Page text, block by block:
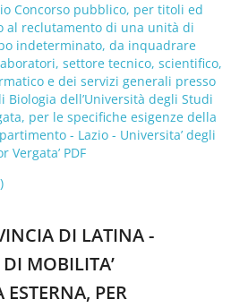
Concorso pubblico, per titoli ed
al reclutamento di una unità di
indeterminato, da inquadrare
settore tecnico, scientifico,
e dei servizi generali presso
dell’Università degli Studi
per le specifiche esigenze della
- Lazio - Universita’ degli
Vergata’ PDF
DI LATINA -
MOBILITA’
PER